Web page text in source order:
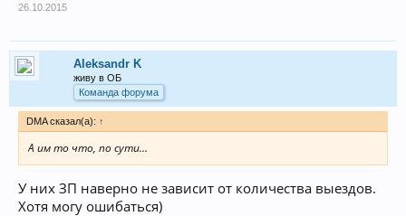
26.10.2015
Aleksandr K
живу в ОБ
Команда форума
DMA сказал(а): ↑
А им то что, по сути...
У них ЗП наверно не зависит от количества выездов.
Хотя могу ошибаться)